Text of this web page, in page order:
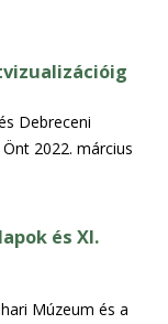
Debreceni
2022. március
és XI.
Múzeum és a